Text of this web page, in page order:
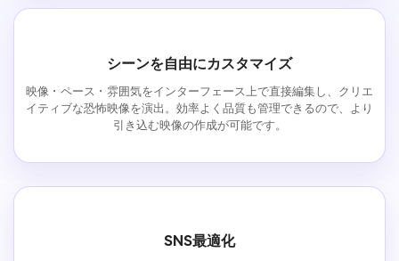
シーンを自由にカスタマイズ
映像・ペース・雰囲気をインターフェース上で直接編集し、クリエ
イティブな恐怖映像を演出。効率よく品質も管理できるので、より
引き込む映像の作成が可能です。
SNS最適化